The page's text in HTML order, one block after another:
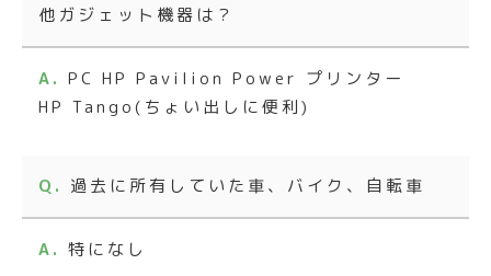
他ガジェット機器は？
PC HP Pavilion Power プリンター
HP Tango(ちょい出しに便利)
過去に所有していた車、バイク、自転車
特になし